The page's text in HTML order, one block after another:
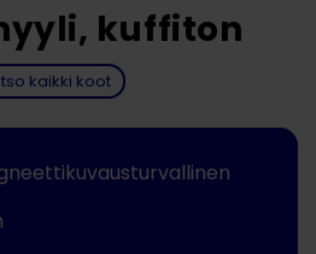
kuffiton
kaikki koot